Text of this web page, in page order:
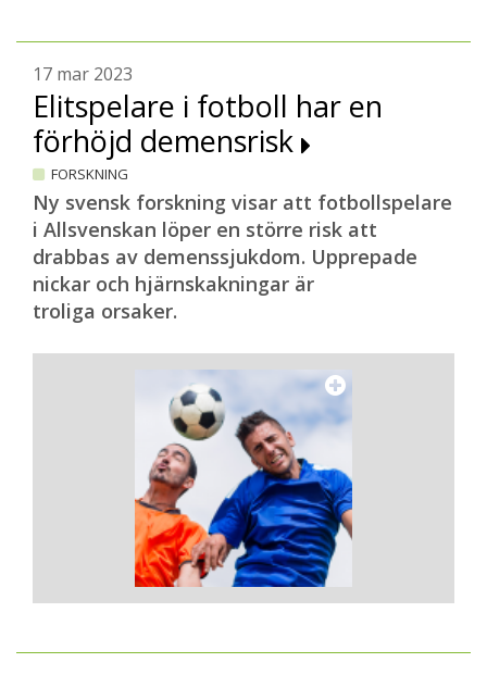
17 mar 2023
Elitspelare i fotboll har en
förhöjd demensrisk
FORSKNING
Ny svensk forskning visar att fotbollspelare
i Allsvenskan löper en större risk att
drabbas av demenssjukdom. Upprepade
nickar och hjärnskakningar är
troliga orsaker.